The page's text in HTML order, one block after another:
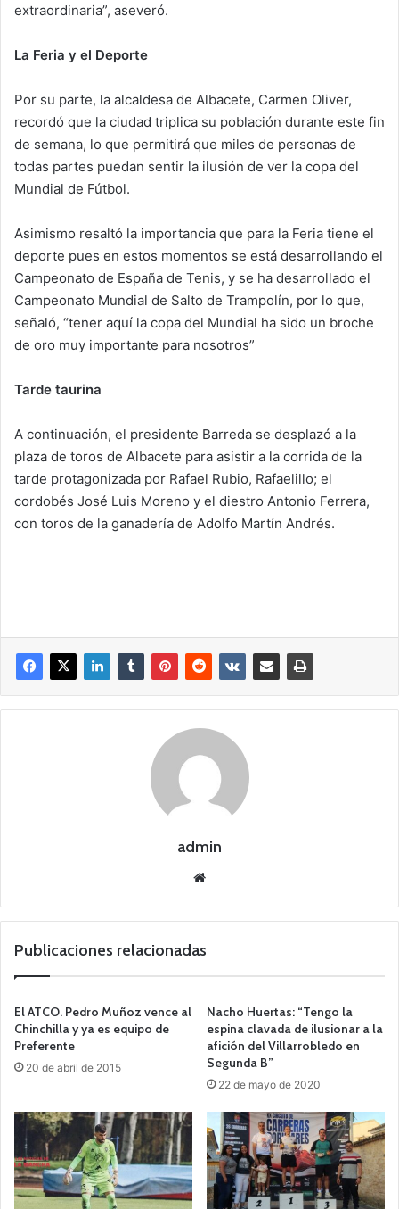
extraordinaria”, aseveró.
La Feria y el Deporte
Por su parte, la alcaldesa de Albacete, Carmen Oliver,
recordó que la ciudad triplica su población durante este fin
de semana, lo que permitirá que miles de personas de
todas partes puedan sentir la ilusión de ver la copa del
Mundial de Fútbol.
Asimismo resaltó la importancia que para la Feria tiene el
deporte pues en estos momentos se está desarrollando el
Campeonato de España de Tenis, y se ha desarrollado el
Campeonato Mundial de Salto de Trampolín, por lo que,
señaló, “tener aquí la copa del Mundial ha sido un broche
de oro muy importante para nosotros”
Tarde taurina
A continuación, el presidente Barreda se desplazó a la
plaza de toros de Albacete para asistir a la corrida de la
tarde protagonizada por Rafael Rubio, Rafaelillo; el
cordobés José Luis Moreno y el diestro Antonio Ferrera,
con toros de la ganadería de Adolfo Martín Andrés.
admin
we
Publicaciones relacionadas
El ATCO. Pedro Muñoz vence al
Chinchilla y ya es equipo de
Preferente
20 de abril de 2015
Nacho Huertas: “Tengo la
espina clavada de ilusionar a la
afición del Villarrobledo en
Segunda B”
22 de mayo de 2020